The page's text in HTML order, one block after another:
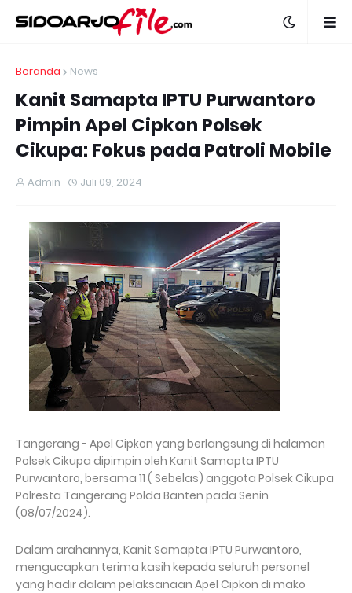
Beranda News
Kanit Samapta IPTU Purwantoro
Pimpin Apel Cipkon Polsek
Cikupa: Fokus pada Patroli Mobile
Admin Juli 09, 2024
Tangerang - Apel Cipkon yang berlangsung di halaman
Polsek Cikupa dipimpin oleh Kanit Samapta IPTU
Purwantoro, bersama 11 ( Sebelas) anggota Polsek Cikupa
Polresta Tangerang Polda Banten pada Senin
(08/07/2024).
Dalam arahannya, Kanit Samapta IPTU Purwantoro,
mengucapkan terima kasih kepada seluruh personel
yang hadir dalam pelaksanaan Apel Cipkon di mako